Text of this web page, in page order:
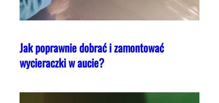
Jak poprawnie dobrać i zamontować
wycieraczki w aucie?